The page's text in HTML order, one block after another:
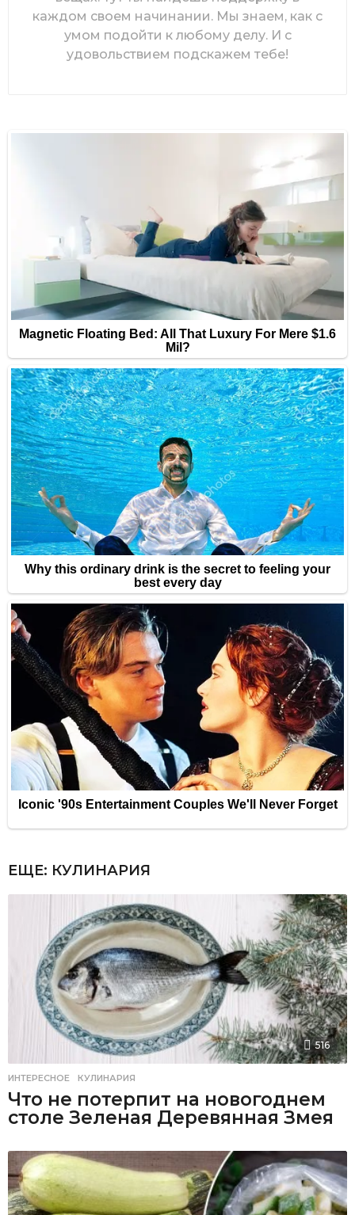
каждом своем начинании. Мы знаем, как с
умом подойти к любому делу. И с
удовольствием подскажем тебе!
ЕЩЕ: КУЛИНАРИЯ
516
ИНТЕРЕСНОЕ ,КУЛИНАРИЯ
Что не потерпит на новогоднем
столе Зеленая Деревянная Змея